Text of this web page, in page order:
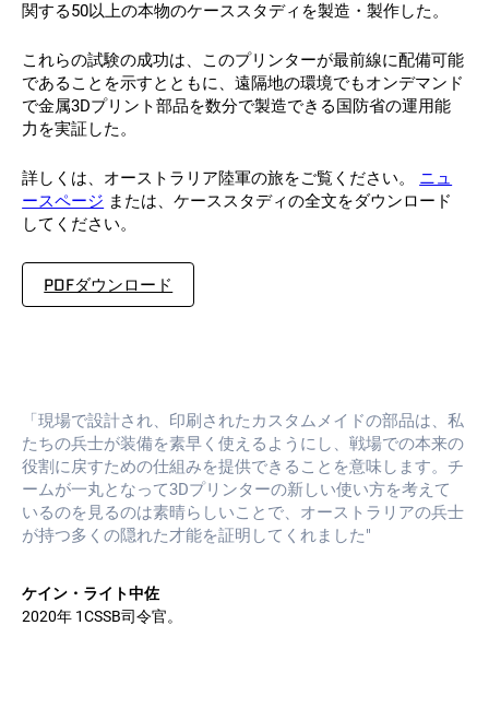
関する50以上の本物のケーススタディを製造・製作した。
これらの試験の成功は、このプリンターが最前線に配備可能
であることを示すとともに、遠隔地の環境でもオンデマンド
で金属3Dプリント部品を数分で製造できる国防省の運用能
力を実証した。
詳しくは、オーストラリア陸軍の旅をご覧ください。 ニュ
ースページ または、ケーススタディの全文をダウンロード
してください。
PDFダウンロード
「現場で設計され、印刷されたカスタムメイドの部品は、私
たちの兵士が装備を素早く使えるようにし、戦場での本来の
役割に戻すための仕組みを提供できることを意味します。チ
ームが一丸となって3Dプリンターの新しい使い方を考えて
いるのを見るのは素晴らしいことで、オーストラリアの兵士
が持つ多くの隠れた才能を証明してくれました"
ケイン・ライト中佐
2020年 1CSSB司令官。